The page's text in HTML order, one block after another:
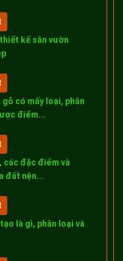
kế sân vườn
gỗ có mấy loại, phân
điểm...
các đặc điểm và
đất nện...
là gì, phân loại và